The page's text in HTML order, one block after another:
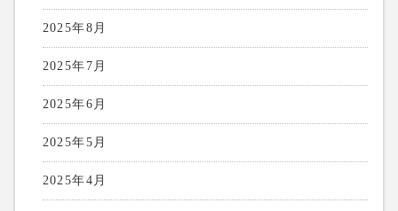
2025年8月
2025年7月
2025年6月
2025年5月
2025年4月